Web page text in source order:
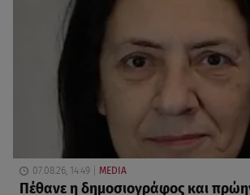
07.08.26, 14:49 MEDIA
Πέθανε η δημοσιογράφος και